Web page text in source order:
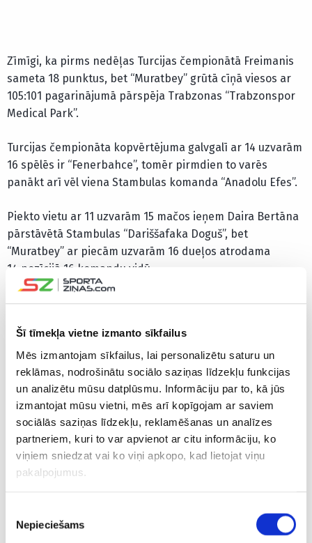
Šī tīmekļa vietne izmanto sīkfailus
Mēs izmantojam sīkfailus, lai personalizētu saturu un
reklāmas, nodrošinātu sociālo saziņas līdzekļu funkcijas
un analizētu mūsu datplūsmu. Informāciju par to, kā jūs
izmantojat mūsu vietni, mēs arī kopīgojam ar saviem
sociālās saziņas līdzekļu, reklamēšanas un analīzes
partneriem, kuri to var apvienot ar citu informāciju, ko
viņiem sniedzat vai ko viņi apkopo, kad lietojat viņu
pakalpojumus.
izvēle
Nepieciešams
Zīmīgi, ka pirms nedēļas Turcijas čempionātā Freimanis
sameta 18 punktus, bet “Muratbey” grūtā cīņā viesos ar
105:101 pagarinājumā pārspēja Trabzonas “Trabzonspor
Medical Park”.
Turcijas čempionāta kopvērtējuma galvgalī ar 14 uzvarām
16 spēlēs ir “Fenerbahce”, tomēr pirmdien to varēs
panākt arī vēl viena Stambulas komanda “Anadolu Efes”.
Piekto vietu ar 11 uzvarām 15 mačos ieņem Daira Bertāna
pārstāvētā Stambulas “Dariššafaka Doguš”, bet
“Muratbey” ar piecām uzvarām 16 dueļos atrodama
14.pozīcijā 16 komandu vidū.
“Dariššafaka Doguš” nākamajā mačā pirmdien viesosies
CITAS ZIŅAS NO ŠĪS KATEGORIJAS
“Rīgas Zeļļi” vienojas
amerikāni
EKSKLUZĪVI
kārtībā.
Bertāns